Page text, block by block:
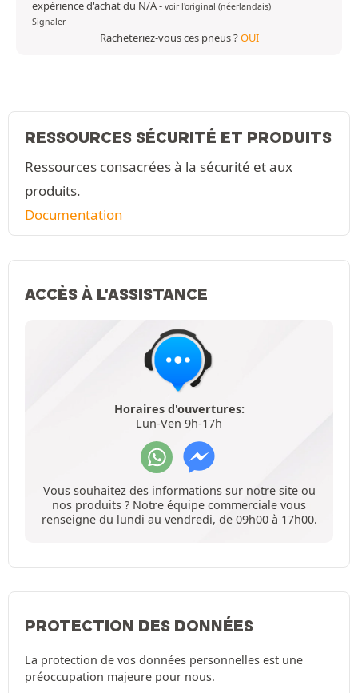
expérience d'achat du N/A- voir l'original (néerlandais)
Signaler
Racheteriez-vous ces pneus ?OUI
RESSOURCES SÉCURITÉ ET PRODUITS
Ressources consacrées à la sécurité et aux
produits.
Documentation
ACCÈS À L'ASSISTANCE
Horaires d'ouvertures:
Lun-Ven 9h-17h
Vous souhaitez des informations sur notre site ou
nos produits ? Notre équipe commerciale vous
renseigne du lundi au vendredi, de 09h00 à 17h00.
PROTECTION DES DONNÉES
La protection de vos données personnelles est une
préoccupation majeure pour nous.